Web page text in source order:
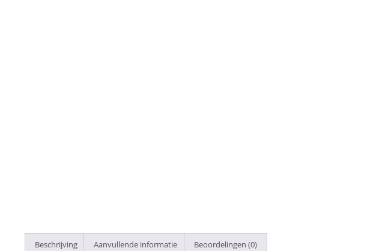
Beschrijving Aanvullende informatie Beoordelingen (0)